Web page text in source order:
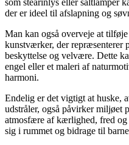
der er ideel til afslapning og
Man kan også overveje at
kunstværker, der repræsenterer
beskyttelse og velvære. Dette
engel eller et maleri af
harmoni.
Endelig er det vigtigt at huske,
udstråler, også påvirker miljøet
atmosfære af kærlighed, fred
sig i rummet og bidrage til